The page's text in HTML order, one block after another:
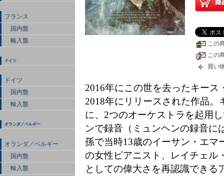
フランス
国内盤
輸入盤
ドイツ
ドイツ
国内盤
輸入盤
オランダ／ベルギー
オランダ／ベルギー
国内盤
輸入盤
この
この
買い
2016年にこの世を去ったキー
2018年にリリースされた作品
に、2つのオーケストラを起用
ンで録音（ミュンヘンの録音に
孫で当時13歳のイーサン・エマ
の女性ピアニスト、レイチェル
としての偉大さを再認識できる